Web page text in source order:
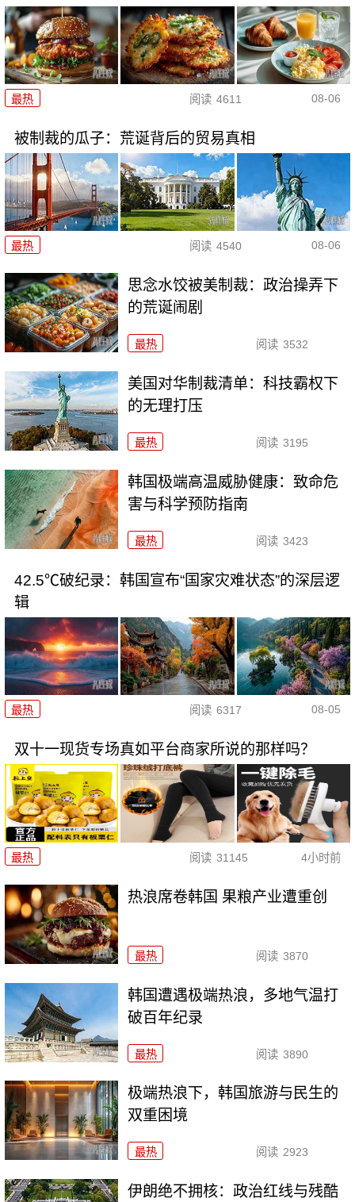
最热 阅读 4611 08-06
被制裁的瓜子：荒诞背后的贸易真相
最热 阅读 4540 08-06
思念水饺被美制裁：政治操弄下
的荒诞闹剧
最热 阅读 3532
美国对华制裁清单：科技霸权下
的无理打压
最热 阅读 3195
韩国极端高温威胁健康：致命危
害与科学预防指南
最热 阅读 3423
42.5℃破纪录：韩国宣布“国家灾难状态”的深层逻
辑
最热 阅读 6317 08-05
双十一现货专场真如平台商家所说的那样吗？
最热 阅读 31145 4小时前
热浪席卷韩国 果粮产业遭重创
最热 阅读 3870
韩国遭遇极端热浪，多地气温打
破百年纪录
最热 阅读 3890
极端热浪下，韩国旅游与民生的
双重困境
最热 阅读 2923
伊朗绝不拥核：政治红线与残酷